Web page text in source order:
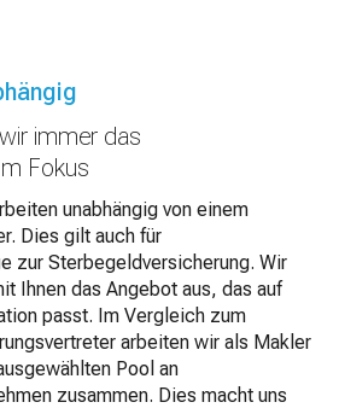
immer das
Fokus
unabhängig von einem
Dies gilt auch für
zur Sterbegeldversicherung. Wir
Ihnen das Angebot aus, das auf
passt. Im Vergleich zum
arbeiten wir als Makler
Pool an
zusammen. Dies macht uns